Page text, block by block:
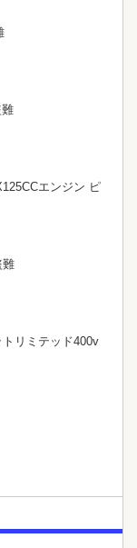
エンジン ピ
難
リミテッド400v